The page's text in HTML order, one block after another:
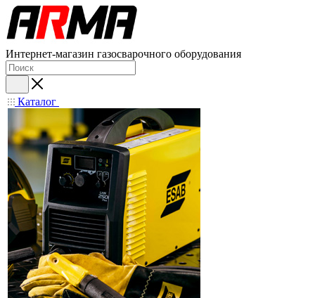
Интернет-магазин газосварочного оборудования
Каталог